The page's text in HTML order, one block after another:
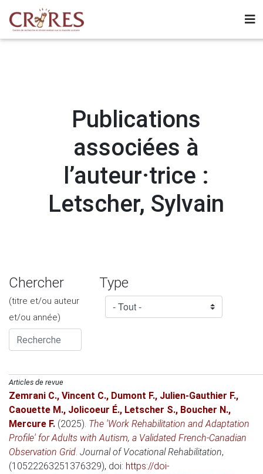
Publications
associées à
l’auteur·trice :
Letscher, Sylvain
Chercher
(titre et/ou auteur
et/ou année)
Type
Articles de revue
Zemrani C., Vincent C., Dumont F., Julien-Gauthier F.,
Caouette M., Jolicoeur É., Letscher S., Boucher N.,
Mercure F. (2025). The 'Work Rehabilitation and Adaptation
Profile' for Adults with Autism, a Validated French-Canadian
Observation Grid. Journal of Vocational Rehabilitation,
(10522263251376329), doi: https://doi-